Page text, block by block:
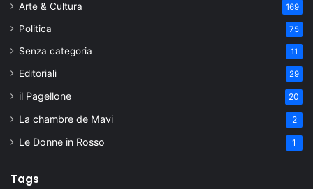
Arte & Cultura 169
Politica 75
Senza categoria 11
Editoriali 29
il Pagellone 20
La chambre de Mavi 2
Le Donne in Rosso 1
Tags